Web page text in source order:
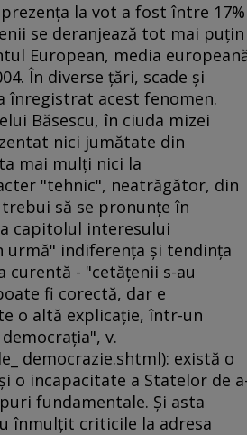
la vot a fost între 17%
se deranjează tot mai puţin
European, media
În diverse ţări, scade şi
înregistrat acest fenomen.
Băsescu, în ciuda mizei
nici jumătate din
mai mulţi nici la
"tehnic", neatrăgător, din
să se pronunţe în
capitolul interesului
urmă" indiferenţa şi tendinţa
curentă - "cetăţenii s-au
fi corectă, dar e
o altă explicaţie, într-un
v.
democrazie.shtml): există o
o incapacitate a Statelor de
fundamentale. Şi asta
înmulţit criticile la adresa